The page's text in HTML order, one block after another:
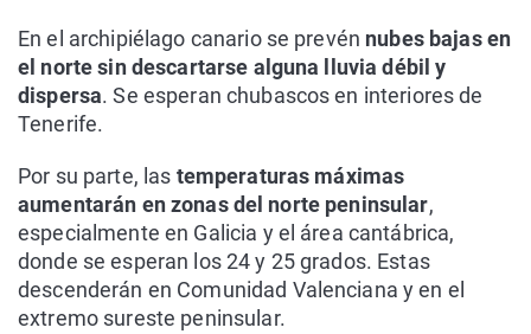
En el archipiélago canario se prevén nubes bajas en
el norte sin descartarse alguna lluvia débil y
dispersa. Se esperan chubascos en interiores de
Tenerife.
Por su parte, las temperaturas máximas
aumentarán en zonas del norte peninsular,
especialmente en Galicia y el área cantábrica,
donde se esperan los 24 y 25 grados. Estas
descenderán en Comunidad Valenciana y en el
extremo sureste peninsular.